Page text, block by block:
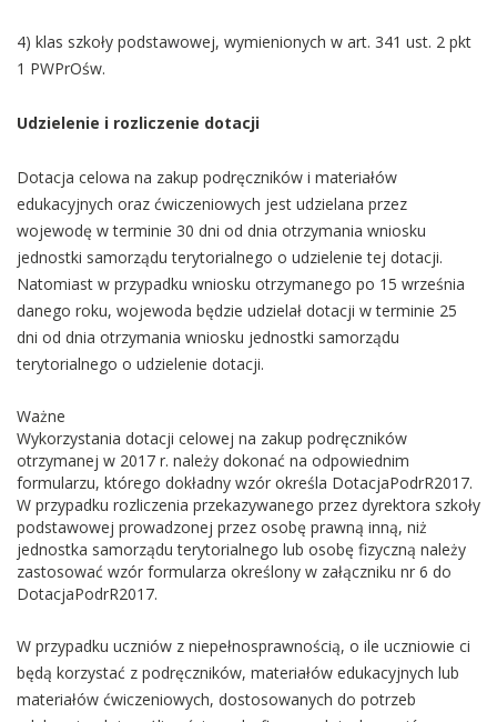
4) klas szkoły podstawowej, wymienionych w art. 341 ust. 2 pkt
1 PWPrOśw.
Udzielenie i rozliczenie dotacji
Dotacja celowa na zakup podręczników i materiałów
edukacyjnych oraz ćwiczeniowych jest udzielana przez
wojewodę w terminie 30 dni od dnia otrzymania wniosku
jednostki samorządu terytorialnego o udzielenie tej dotacji.
Natomiast w przypadku wniosku otrzymanego po 15 września
danego roku, wojewoda będzie udzielał dotacji w terminie 25
dni od dnia otrzymania wniosku jednostki samorządu
terytorialnego o udzielenie dotacji.
Ważne
Wykorzystania dotacji celowej na zakup podręczników
otrzymanej w 2017 r. należy dokonać na odpowiednim
formularzu, którego dokładny wzór określa DotacjaPodrR2017.
W przypadku rozliczenia przekazywanego przez dyrektora szkoły
podstawowej prowadzonej przez osobę prawną inną, niż
jednostka samorządu terytorialnego lub osobę fizyczną należy
zastosować wzór formularza określony w załączniku nr 6 do
DotacjaPodrR2017.
W przypadku uczniów z niepełnosprawnością, o ile uczniowie ci
będą korzystać z podręczników, materiałów edukacyjnych lub
materiałów ćwiczeniowych, dostosowanych do potrzeb